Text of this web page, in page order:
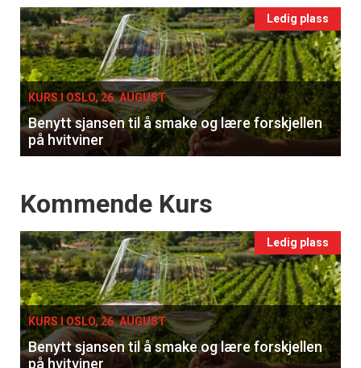
Events
single
Ledig plass
KURS I OSLO, 26. AUGUST
Benytt sjansen til å smake og lære forskjellen
på hvitviner
Events
Kommende Kurs
Ledig plass
KURS I OSLO, 26. AUGUST
Benytt sjansen til å smake og lære forskjellen
på hvitviner